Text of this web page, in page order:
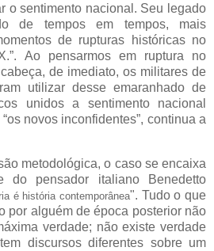
o sentimento nacional. Seu legado
de tempos em tempos, mais
de rupturas históricas no
Ao pensarmos em ruptura no
de imediato, os militares de
utilizar desse emaranhado de
unidos a sentimento nacional
novos inconfidentes”, continua a
metodológica, o caso se encaixa
do pensador italiano Benedetto
é história contemporânea". Tudo o que
por alguém de época posterior não
verdade; não existe verdade
discursos diferentes sobre um